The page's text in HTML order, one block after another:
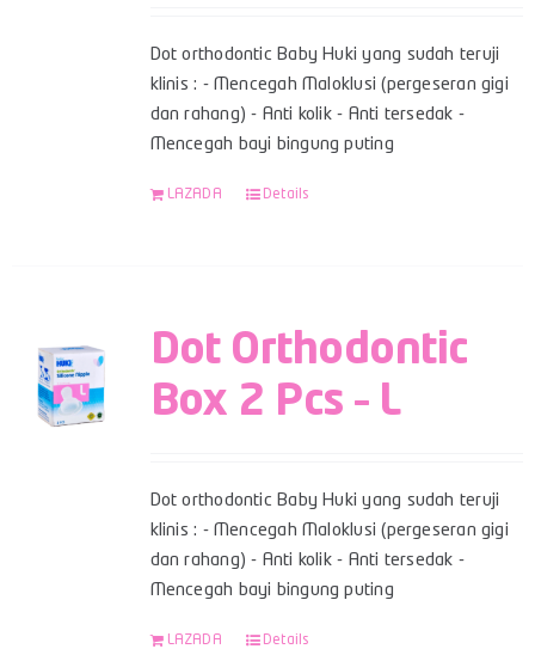
Dot orthodontic Baby Huki yang sudah teruji
klinis : - Mencegah Maloklusi (pergeseran gigi
dan rahang) - Anti kolik - Anti tersedak -
Mencegah bayi bingung puting
LAZADA Details
Dot Orthodontic
Box 2 Pcs – L
Dot orthodontic Baby Huki yang sudah teruji
klinis : - Mencegah Maloklusi (pergeseran gigi
dan rahang) - Anti kolik - Anti tersedak -
Mencegah bayi bingung puting
LAZADA Details